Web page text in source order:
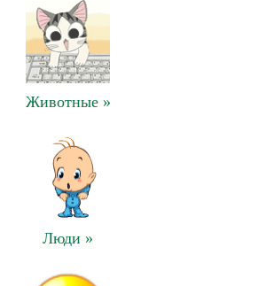
Животные »
Люди »